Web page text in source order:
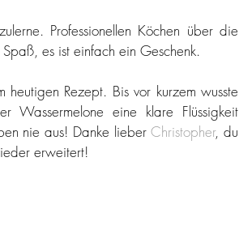
Professionellen Köchen über die
es ist einfach ein Geschenk.
Rezept. Bis vor kurzem wusste
Wassermelone eine klare Flüssigkeit
nie aus! Danke lieber Christopher, du
erweitert!